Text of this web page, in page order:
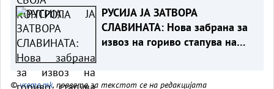
РУСИЈА ЈА ЗАТВОРА
СЛАВИНАТА: Нова забрана за
извоз на гориво стапува на
©vreme.mk, правата за текстот се на редакцијата